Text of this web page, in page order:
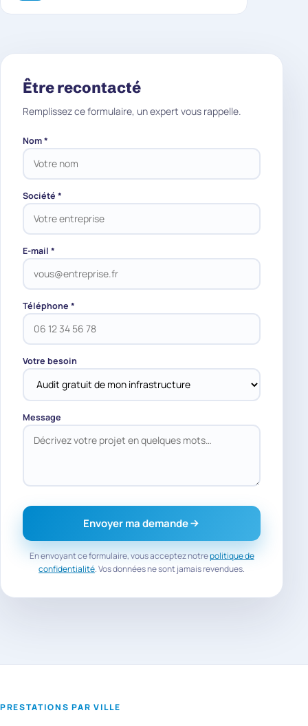
Être recontacté
Remplissez ce formulaire, un expert vous rappelle.
Nom *
Société *
E-mail *
Téléphone *
Votre besoin
Message
Envoyer ma demande
En envoyant ce formulaire, vous acceptez notrepolitique de
confidentialité. Vos données ne sont jamais revendues.
PRESTATIONS PAR VILLE